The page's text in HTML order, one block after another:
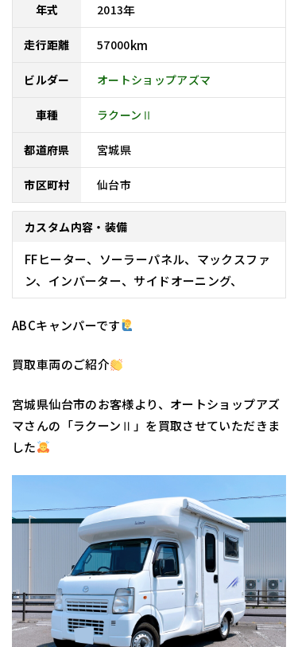
年式 2013年
走行距離 57000km
ビルダー オートショップアズマ
車種 ラクーンⅡ
都道府県 宮城県
市区町村 仙台市
カスタム内容・装備
FFヒーター、ソーラーパネル、マックスファ
ン、インバーター、サイドオーニング、
ABCキャンパーです
買取車両のご紹介
宮城県仙台市のお客様より、オートショップアズ
マさんの「ラクーンⅡ」を買取させていただきま
した